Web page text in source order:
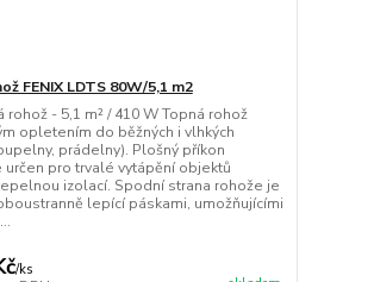
FENIX LDTS 80W/5,1 m2
rohož - 5,1 m² / 410 W Topná rohož
opletením do běžných i vlhkých
prádelny). Plošný příkon
určen pro trvalé vytápění objektů
izolací. Spodní strana rohože je
lepící páskami, umožňujícími
/ks